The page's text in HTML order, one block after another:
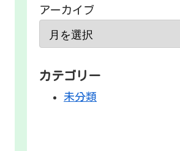
アーカイブ
カテゴリー
未分類